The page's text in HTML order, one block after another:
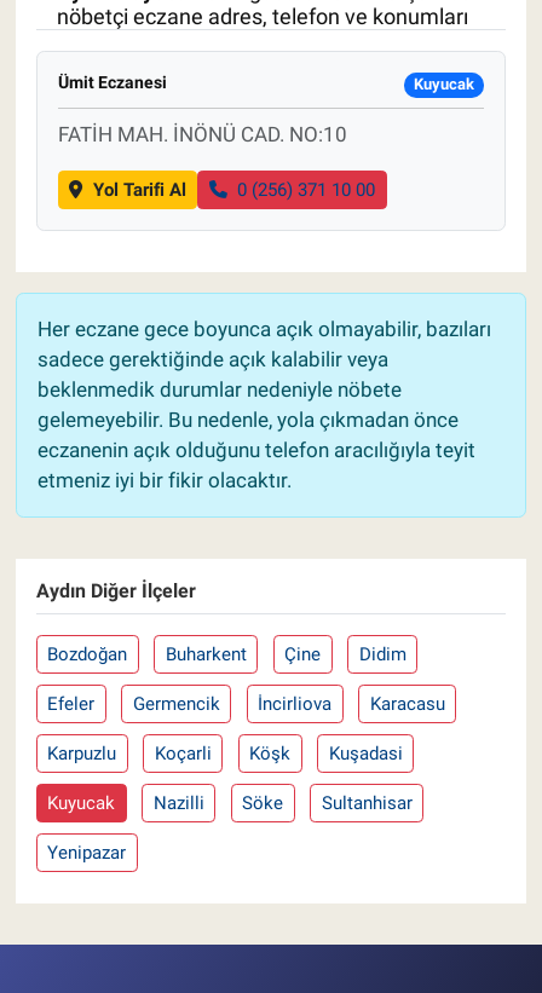
nöbetçi eczane adres, telefon ve konumları
Ümit Eczanesi Kuyucak
FATİH MAH. İNÖNÜ CAD. NO:10
Yol Tarifi Al 0 (256) 371 10 00
Her eczane gece boyunca açık olmayabilir, bazıları
sadece gerektiğinde açık kalabilir veya
beklenmedik durumlar nedeniyle nöbete
gelemeyebilir. Bu nedenle, yola çıkmadan önce
eczanenin açık olduğunu telefon aracılığıyla teyit
etmeniz iyi bir fikir olacaktır.
Aydın Diğer İlçeler
Bozdoğan Buharkent Çine Didim
Efeler Germencik İncirliova Karacasu
Karpuzlu Koçarli Köşk Kuşadasi
Kuyucak Nazilli Söke Sultanhisar
Yenipazar
Et fiyatları
Tarım Bilgisi
Yetiştirici Soruyor
Dünyada Tarım
Üretici Birlikleri
Şeker ve Şekerli Mamüller
Tahıllar ve Baklagiller